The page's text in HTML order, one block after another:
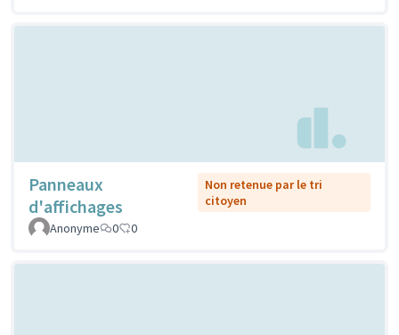
Panneaux
d'affichages
Non retenue par le tri
citoyen
Anonyme
0 0